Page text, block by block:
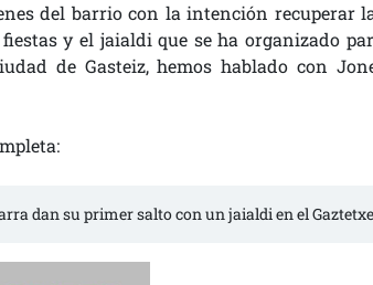
del barrio con la intención recuperar
y el jaialdi que se ha organizado
de Gasteiz, hemos hablado con
dan su primer salto con un jaialdi en el Gaztetxe